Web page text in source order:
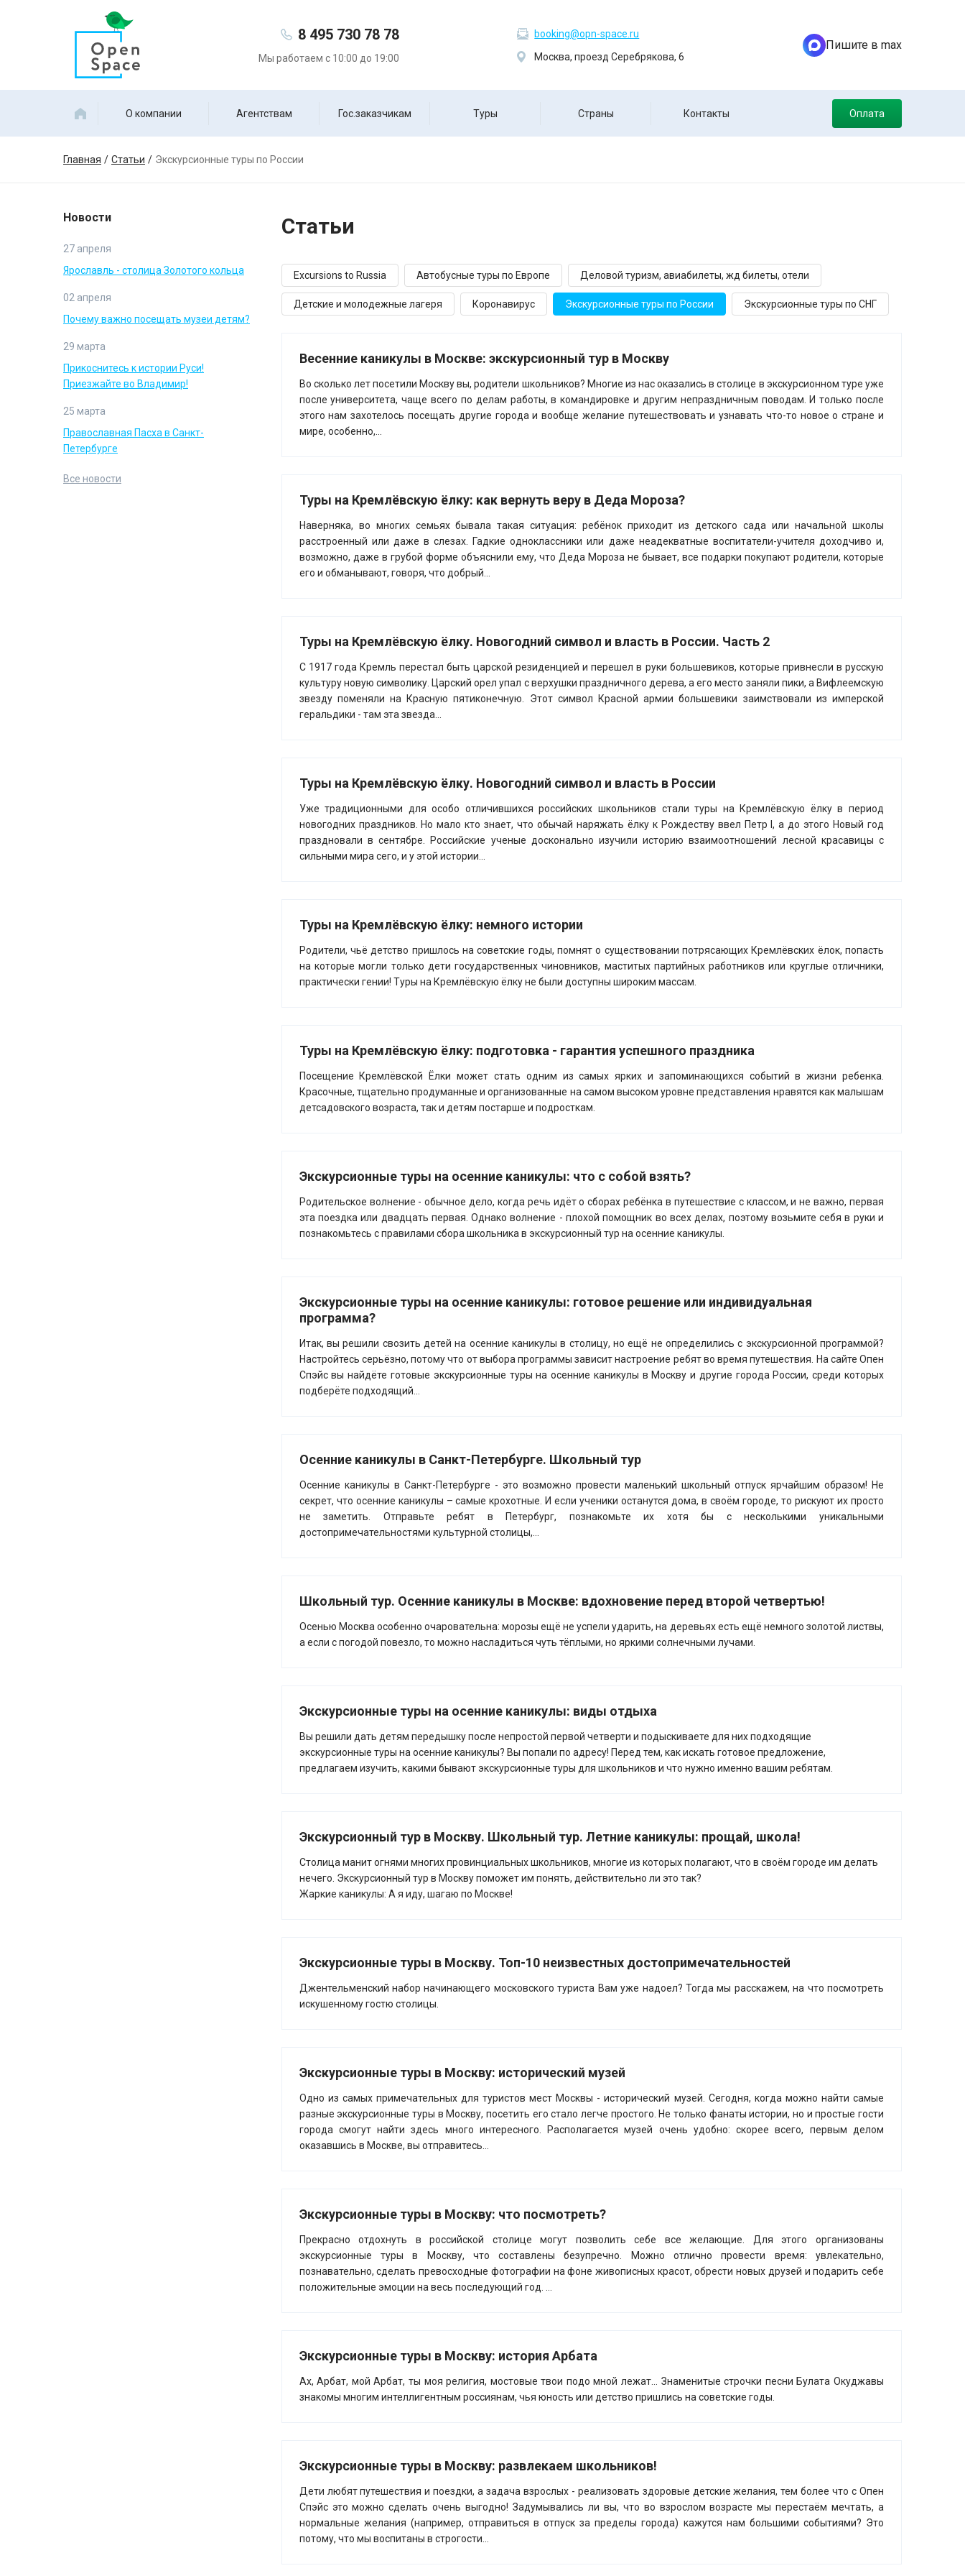
8 495 730 78 78
Мы работаем с 10:00 до 19:00
booking@opn-space.ru
Москва, проезд Серебрякова, 6
Пишите в max
О компании Агентствам Гос.заказчикам Туры Страны Контакты Оплата
Главная Статьи Экскурсионные туры по России
Новости
27 апреля
Ярославль - столица Золотого кольца
02 апреля
Почему важно посещать музеи детям?
29 марта
Прикоснитесь к истории Руси!
Приезжайте во Владимир!
25 марта
Православная Пасха в Санкт-
Петербурге
Все новости
Статьи
Excursions to Russia Автобусные туры по Европе Деловой туризм, авиабилеты, жд билеты, отели
Детские и молодежные лагеря Коронавирус Экскурсионные туры по России Экскурсионные туры по СНГ
Весенние каникулы в Москве: экскурсионный тур в Москву
Во сколько лет посетили Москву вы, родители школьников? Многие из нас оказались в столице в экскурсионном туре уже
после университета, чаще всего по делам работы, в командировке и другим непраздничным поводам. И только после
этого нам захотелось посещать другие города и вообще желание путешествовать и узнавать что-то новое о стране и
мире, особенно,...
Туры на Кремлёвскую ёлку: как вернуть веру в Деда Мороза?
Наверняка, во многих семьях бывала такая ситуация: ребёнок приходит из детского сада или начальной школы
расстроенный или даже в слезах. Гадкие одноклассники или даже неадекватные воспитатели-учителя доходчиво и,
возможно, даже в грубой форме объяснили ему, что Деда Мороза не бывает, все подарки покупают родители, которые
его и обманывают, говоря, что добрый...
Туры на Кремлёвскую ёлку. Новогодний символ и власть в России. Часть 2
С 1917 года Кремль перестал быть царской резиденцией и перешел в руки большевиков, которые привнесли в русскую
культуру новую символику. Царский орел упал с верхушки праздничного дерева, а его место заняли пики, а Вифлеемскую
звезду поменяли на Красную пятиконечную. Этот символ Красной армии большевики заимствовали из имперской
геральдики - там эта звезда...
Туры на Кремлёвскую ёлку. Новогодний символ и власть в России
Уже традиционными для особо отличившихся российских школьников стали туры на Кремлёвскую ёлку в период
новогодних праздников. Но мало кто знает, что обычай наряжать ёлку к Рождеству ввел Петр I, а до этого Новый год
праздновали в сентябре. Российские ученые досконально изучили историю взаимоотношений лесной красавицы с
сильными мира сего, и у этой истории...
Туры на Кремлёвскую ёлку: немного истории
Родители, чьё детство пришлось на советские годы, помнят о существовании потрясающих Кремлёвских ёлок, попасть
на которые могли только дети государственных чиновников, маститых партийных работников или круглые отличники,
практически гении! Туры на Кремлёвскую ёлку не были доступны широким массам.
Туры на Кремлёвскую ёлку: подготовка - гарантия успешного праздника
Посещение Кремлёвской Ёлки может стать одним из самых ярких и запоминающихся событий в жизни ребенка.
Красочные, тщательно продуманные и организованные на самом высоком уровне представления нравятся как малышам
детсадовского возраста, так и детям постарше и подросткам.
Экскурсионные туры на осенние каникулы: что с собой взять?
Родительское волнение - обычное дело, когда речь идёт о сборах ребёнка в путешествие с классом, и не важно, первая
эта поездка или двадцать первая. Однако волнение - плохой помощник во всех делах, поэтому возьмите себя в руки и
познакомьтесь с правилами сбора школьника в экскурсионный тур на осенние каникулы.
Экскурсионные туры на осенние каникулы: готовое решение или индивидуальная
программа?
Итак, вы решили свозить детей на осенние каникулы в столицу, но ещё не определились с экскурсионной программой?
Настройтесь серьёзно, потому что от выбора программы зависит настроение ребят во время путешествия. На сайте Опен
Спэйс вы найдёте готовые экскурсионные туры на осенние каникулы в Москву и другие города России, среди которых
подберёте подходящий...
Осенние каникулы в Санкт-Петербурге. Школьный тур
Осенние каникулы в Санкт-Петербурге - это возможно провести маленький школьный отпуск ярчайшим образом! Не
секрет, что осенние каникулы – самые крохотные. И если ученики останутся дома, в своём городе, то рискуют их просто
не заметить. Отправьте ребят в Петербург, познакомьте их хотя бы с несколькими уникальными
достопримечательностями культурной столицы,...
Школьный тур. Осенние каникулы в Москве: вдохновение перед второй четвертью!
Осенью Москва особенно очаровательна: морозы ещё не успели ударить, на деревьях есть ещё немного золотой листвы,
а если с погодой повезло, то можно насладиться чуть тёплыми, но яркими солнечными лучами.
Экскурсионные туры на осенние каникулы: виды отдыха
Вы решили дать детям передышку после непростой первой четверти и подыскиваете для них подходящие
экскурсионные туры на осенние каникулы? Вы попали по адресу! Перед тем, как искать готовое предложение,
предлагаем изучить, какими бывают экскурсионные туры для школьников и что нужно именно вашим ребятам.
Экскурсионный тур в Москву. Школьный тур. Летние каникулы: прощай, школа!
Столица манит огнями многих провинциальных школьников, многие из которых полагают, что в своём городе им делать
нечего. Экскурсионный тур в Москву поможет им понять, действительно ли это так?
Жаркие каникулы: А я иду, шагаю по Москве!
Экскурсионные туры в Москву. Топ-10 неизвестных достопримечательностей
Джентельменский набор начинающего московского туриста Вам уже надоел? Тогда мы расскажем, на что посмотреть
искушенному гостю столицы.
Экскурсионные туры в Москву: исторический музей
Одно из самых примечательных для туристов мест Москвы - исторический музей. Сегодня, когда можно найти самые
разные экскурсионные туры в Москву, посетить его стало легче простого. Не только фанаты истории, но и простые гости
города смогут найти здесь много интересного. Располагается музей очень удобно: скорее всего, первым делом
оказавшись в Москве, вы отправитесь...
Экскурсионные туры в Москву: что посмотреть?
Прекрасно отдохнуть в российской столице могут позволить себе все желающие. Для этого организованы
экскурсионные туры в Москву, что составлены безупречно. Можно отлично провести время: увлекательно,
познавательно, сделать превосходные фотографии на фоне живописных красот, обрести новых друзей и подарить себе
положительные эмоции на весь последующий год. ...
Экскурсионные туры в Москву: история Арбата
Ах, Арбат, мой Арбат, ты моя религия, мостовые твои подо мной лежат… Знаменитые строчки песни Булата Окуджавы
знакомы многим интеллигентным россиянам, чья юность или детство пришлись на советские годы.
Экскурсионные туры в Москву: развлекаем школьников!
Дети любят путешествия и поездки, а задача взрослых - реализовать здоровые детские желания, тем более что с Опен
Спэйс это можно сделать очень выгодно! Задумывались ли вы, что во взрослом возрасте мы перестаём мечтать, а
нормальные желания (например, отправиться в отпуск за пределы города) кажутся нам большими событиями? Это
потому, что мы воспитаны в строгости...